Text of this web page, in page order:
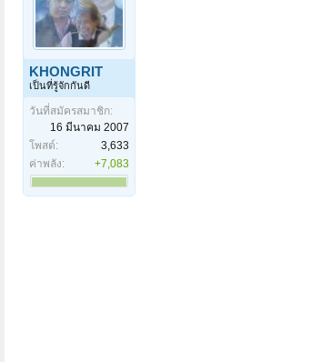
KHONGRIT
เป็นที่รู้จักกันดี
วันที่สมัครสมาชิก:
16 มีนาคม 2007
โพสต์:
3,633
ค่าพลัง:
+7,083